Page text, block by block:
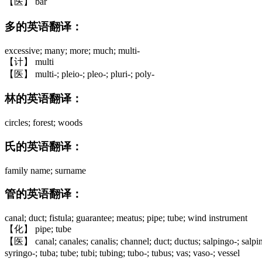
多的英语翻译：
excessive; many; more; much; multi-
【计】 multi
【医】 multi-; pleio-; pleo-; pluri-; poly-
林的英语翻译：
circles; forest; woods
氏的英语翻译：
family name; surname
管的英语翻译：
canal; duct; fistula; guarantee; meatus; pipe; tube; wind instrument
【化】 pipe; tube
【医】 canal; canales; canalis; channel; duct; ductus; salpingo-;
syringo-; tuba; tube; tubi; tubing; tubo-; tubus; vas; vaso-; vessel